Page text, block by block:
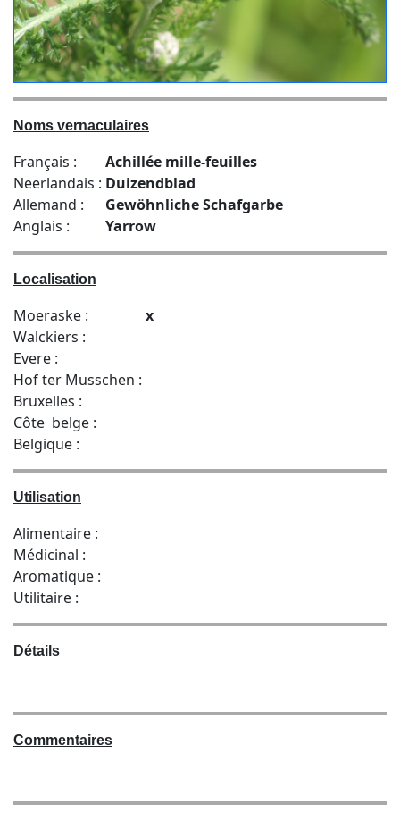
Noms vernaculaires
Français :
Achillée mille-feuilles
Neerlandais : Duizendblad
Allemand :
Gewöhnliche Schafgarbe
Anglais :
Yarrow
Localisation
Moeraske :
x
Walckiers :
Evere :
Hof ter Musschen :
Bruxelles :
Côte belge :
Belgique :
Utilisation
Alimentaire :
Médicinal :
Aromatique :
Utilitaire :
Détails
Commentaires